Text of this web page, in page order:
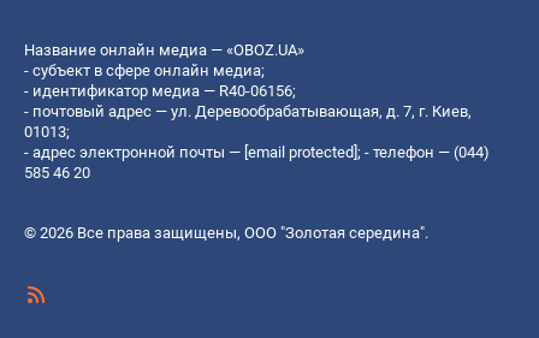
Название онлайн медиа — «OBOZ.UA»
- субъект в сфере онлайн медиа;
- идентификатор медиа — R40-06156;
- почтовый адрес — ул. Деревообрабатывающая, д. 7, г. Киев,
01013;
- адрес электронной почты — [email protected]; - телефон — (044)
585 46 20
© 2026 Все права защищены, ООО "Золотая середина".